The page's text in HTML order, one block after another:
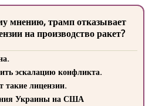
мнению, трамп отказывает
на производство ракет?
эскалацию конфликта.
такие лицензии.
Украины на США